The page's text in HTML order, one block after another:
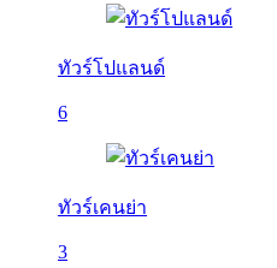
ทัวร์โปแลนด์
6
ทัวร์เคนย่า
3